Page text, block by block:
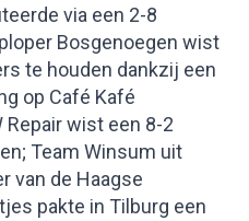
via een 2-8
Bosgenoegen wist
te houden dankzij een
op Café Kafé
Repair wist een 8-2
Team Winsum uit
van de Haagse
pakte in Tilburg een